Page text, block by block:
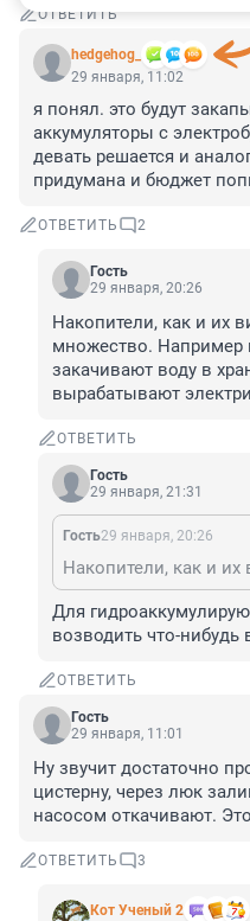
ОТВЕТИТЬ
hedgehog_
29 января, 11:02
я понял. это будут
аккумуляторы с
девать решается и
придумана и бюджет
ОТВЕТИТЬ 2
Гость
29 января, 20:26
Накопители, как и их
множество. Например
закачивают воду в
вырабатывают
ОТВЕТИТЬ
Гость
29 января, 21:31
Гость29 января, 20:26
Для
возводить что-
ОТВЕТИТЬ
Гость
29 января, 11:01
Ну звучит достаточно
цистерну, через люк
насосом откачивают.
ОТВЕТИТЬ 3
Кот Ученый 2